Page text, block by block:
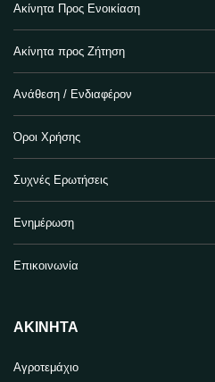
Ακίνητα Προς Ενοικίαση
Ακίνητα προς Ζήτηση
Ανάθεση / Ενδιαφέρον
Όροι Χρήσης
Συχνές Ερωτήσεις
Ενημέρωση
Επικοινωνία
ΑΚΊΝΗΤΑ
Αγροτεμάχιο